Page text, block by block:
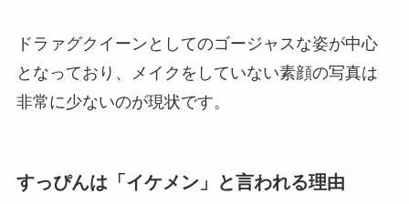
ドラァグクイーンとしてのゴージャスな姿が中心
となっており、メイクをしていない素顔の写真は
非常に少ないのが現状です。
すっぴんは「イケメン」と言われる理由